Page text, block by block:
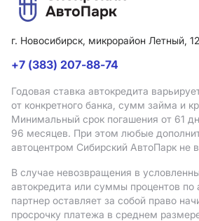
г. Новосибирск, микрорайон Летный, 12
+7 (383) 207-88-74
Годовая ставка автокредита
от конкретного банка, сумм займа и
Минимальный срок погашения от 61
96 месяцев. При этом любые
автоцентром Сибирский АвтоПарк не
В случае невозвращения в
автокредита или суммы процентов по
партнер оставляет за собой право
просрочку платежа в среднем